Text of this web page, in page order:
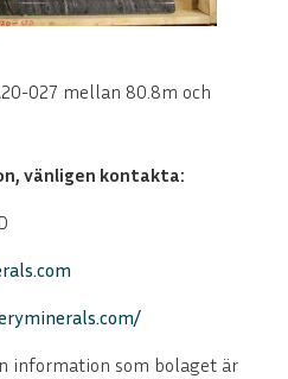
027 mellan 80.8m och
vänligen kontakta:
information som bolaget är